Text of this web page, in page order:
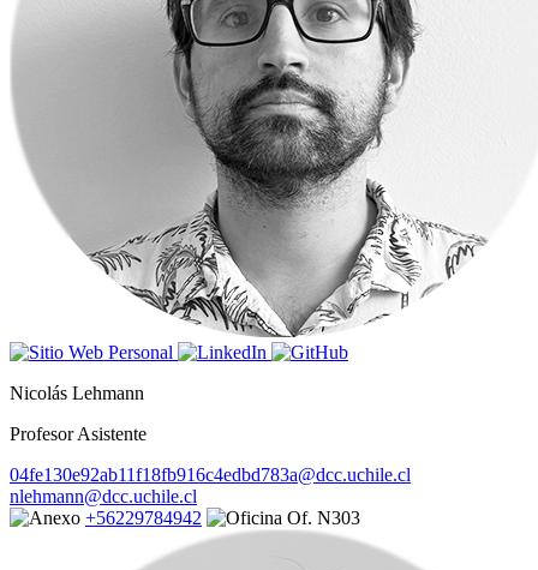
Nicolás Lehmann
Profesor Asistente
04fe130e92ab11f18fb916c4edbd783a@dcc.uchile.cl
nlehmann@dcc.uchile.cl
+56229784942
Of. N303